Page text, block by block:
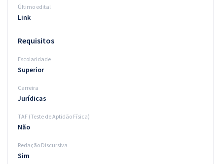
Último edital
Link
Requisitos
Escolaridade
Superior
Carreira
Jurídicas
TAF (Teste de Aptidão Física)
Não
Redação Discursiva
Sim